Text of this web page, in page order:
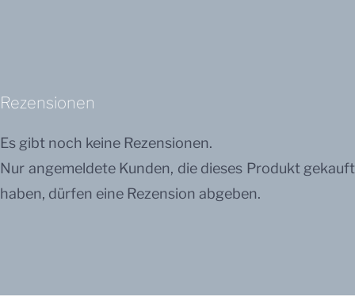
Rezensionen
Es gibt noch keine Rezensionen.
Nur angemeldete Kunden, die dieses Produkt gekauft
haben, dürfen eine Rezension abgeben.